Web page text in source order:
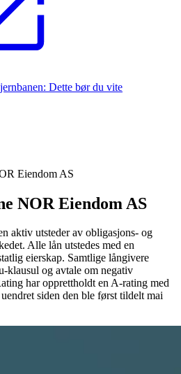
Dette bør du vite
Eiendom AS
NOR Eiendom AS
aktiv utsteder av obligasjons- og
Alle lån utstedes med en
eierskap. Samtlige långivere
klausul og avtale om negativ
har opprettholdt en A-rating med
siden den ble først tildelt mai